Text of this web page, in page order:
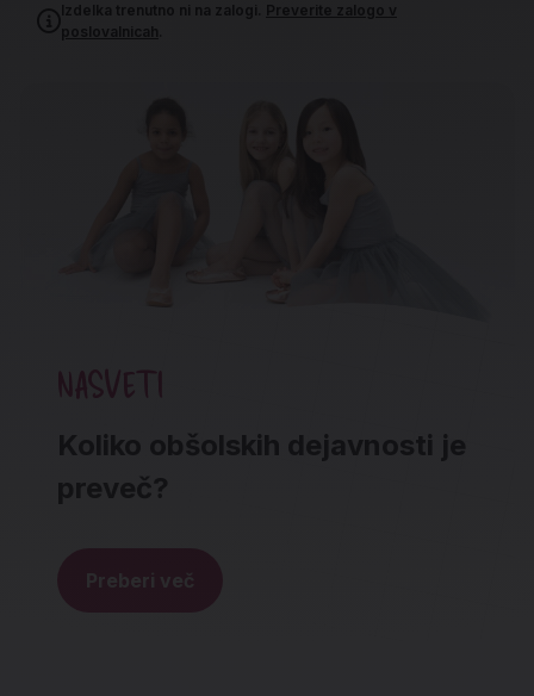
Izdelka trenutno ni na zalogi.
Preverite zalogo v
poslovalnicah
NASVETI
Koliko obšolskih dejavnosti je
preveč?
Preberi več